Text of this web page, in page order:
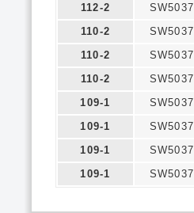
112-2
SW5037
110-2
SW5037
110-2
SW5037
110-2
SW5037
109-1
SW5037
109-1
SW5037
109-1
SW5037
109-1
SW5037